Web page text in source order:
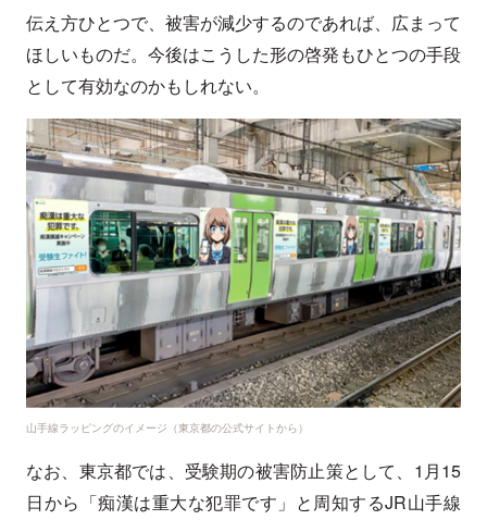
伝え方ひとつで、被害が減少するのであれば、広まって
ほしいものだ。今後はこうした形の啓発もひとつの手段
として有効なのかもしれない。
山手線ラッピングのイメージ（東京都の公式サイトから）
なお、東京都では、受験期の被害防止策として、1月15
日から「痴漢は重大な犯罪です」と周知するJR山手線